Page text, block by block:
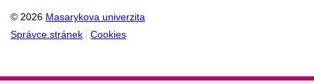
© 2026 Masarykova univerzita
Správce stránek
Cookies